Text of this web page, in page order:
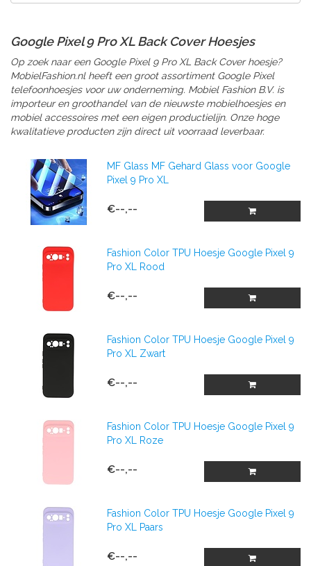
Google Pixel 9 Pro XL Back Cover Hoesjes
Op zoek naar een Google Pixel 9 Pro XL Back Cover hoesje?
MobielFashion.nl heeft een groot assortiment Google Pixel
telefoonhoesjes voor uw onderneming. Mobiel Fashion B.V. is
importeur en groothandel van de nieuwste mobielhoesjes en
mobiel accessoires met een eigen productielijn. Onze hoge
kwalitatieve producten zijn direct uit voorraad leverbaar.
MF Glass MF Gehard Glass voor Google
Pixel 9 Pro XL
€--,--
Fashion Color TPU Hoesje Google Pixel 9
Pro XL Rood
€--,--
Fashion Color TPU Hoesje Google Pixel 9
Pro XL Zwart
€--,--
Fashion Color TPU Hoesje Google Pixel 9
Pro XL Roze
€--,--
Fashion Color TPU Hoesje Google Pixel 9
Pro XL Paars
€--,--